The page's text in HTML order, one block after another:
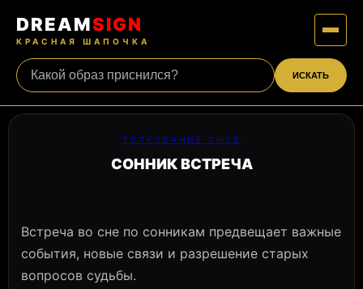
DREAMSIGN
КРАСНАЯ ШАПОЧКА
ИСКАТЬ
ТОЛКОВАНИЕ СНОВ
СОННИК ВСТРЕЧА
Встреча во сне по сонникам предвещает важные
события, новые связи и разрешение старых
вопросов судьбы.